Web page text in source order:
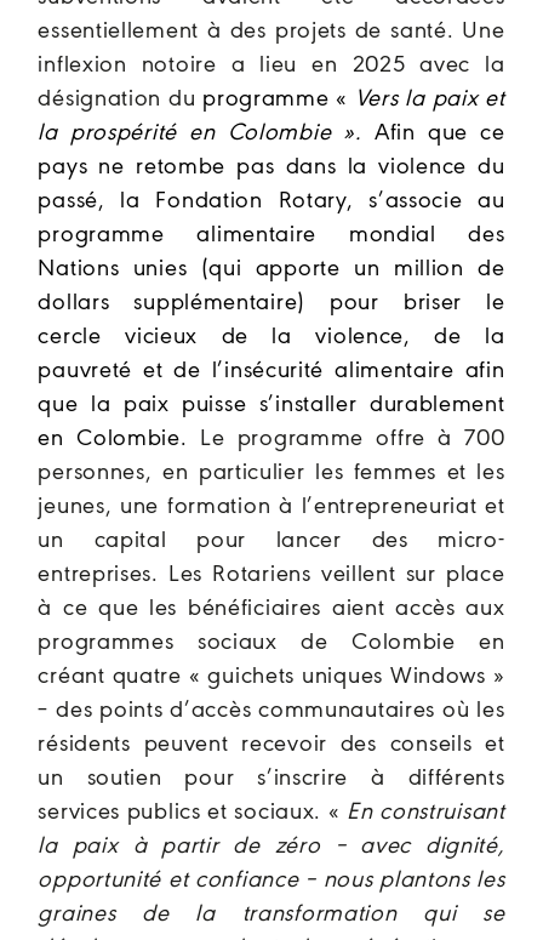
essentiellement à des projets de santé. Une
inflexion notoire a lieu en 2025 avec la
désignation du programme « Vers la paix et
la prospérité en Colombie ». Afin que ce
pays ne retombe pas dans la violence du
passé, la Fondation Rotary, s’associe au
programme alimentaire mondial des
Nations unies (qui apporte un million de
dollars supplémentaire) pour briser le
cercle vicieux de la violence, de la
pauvreté et de l’insécurité alimentaire afin
que la paix puisse s’installer durablement
en Colombie. Le programme offre à 700
personnes, en particulier les femmes et les
jeunes, une formation à l’entrepreneuriat et
un capital pour lancer des micro-
entreprises. Les Rotariens veillent sur place
à ce que les bénéficiaires aient accès aux
programmes sociaux de Colombie en
créant quatre « guichets uniques Windows »
– des points d’accès communautaires où les
résidents peuvent recevoir des conseils et
un soutien pour s’inscrire à différents
services publics et sociaux. « En construisant
la paix à partir de zéro – avec dignité,
opportunité et confiance – nous plantons les
graines de la transformation qui se